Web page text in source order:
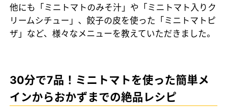
他にも「ミニトマトのみそ汁」や「ミニトマト入りク
リームシチュー」、餃子の皮を使った「ミニトマトピ
ザ」など、様々なメニューを教えていただきました。
30分で7品！ミニトマトを使った簡単メ
インからおかずまでの絶品レシピ